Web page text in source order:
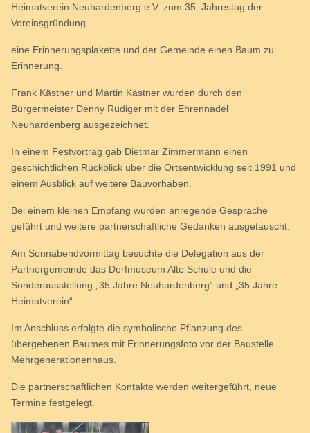
Heimatverein Neuhardenberg e.V. zum 35. Jahrestag der
Vereinsgründung
eine Erinnerungsplakette und der Gemeinde einen Baum zu
Erinnerung.
Frank Kästner und Martin Kästner wurden durch den
Bürgermeister Denny Rüdiger mit der Ehrennadel
Neuhardenberg ausgezeichnet.
In einem Festvortrag gab Dietmar Zimmermann einen
geschichtlichen Rückblick über die Ortsentwicklung seit 1991 und
einem Ausblick auf weitere Bauvorhaben.
Bei einem kleinen Empfang wurden anregende Gespräche
geführt und weitere partnerschaftliche Gedanken ausgetauscht.
Am Sonnabendvormittag besuchte die Delegation aus der
Partnergemeinde das Dorfmuseum Alte Schule und die
Sonderausstellung „35 Jahre Neuhardenberg“ und „35 Jahre
Heimatverein“.
Im Anschluss erfolgte die symbolische Pflanzung des
übergebenen Baumes mit Erinnerungsfoto vor der Baustelle
Mehrgenerationenhaus.
Die partnerschaftlichen Kontakte werden weitergeführt, neue
Termine festgelegt.